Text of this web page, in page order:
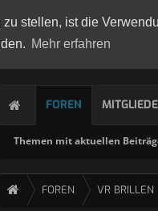
stellen, ist die
Mehr erfahren
FOREN
Themen mit aktuellen
FOREN VR BRILLEN